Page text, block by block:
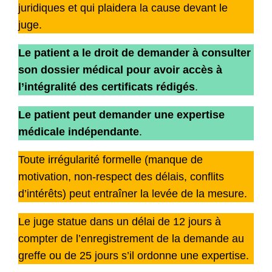
juridiques et qui plaidera la cause devant le
juge.
Le patient a le droit de demander à consulter
son dossier médical pour avoir accès à
l’intégralité des certificats rédigés.
Le patient peut demander une expertise
médicale indépendante.
Toute irrégularité formelle (manque de
motivation, non-respect des délais, conflits
d’intérêts) peut entraîner la levée de la mesure.
Le juge statue dans un délai de 12 jours à
compter de l’enregistrement de la demande au
greffe ou de 25 jours s’il ordonne une expertise.